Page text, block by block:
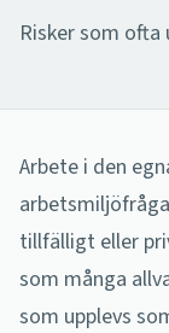
Risker som
Arbete i den
tillfälligt eller
som många
som upplevs